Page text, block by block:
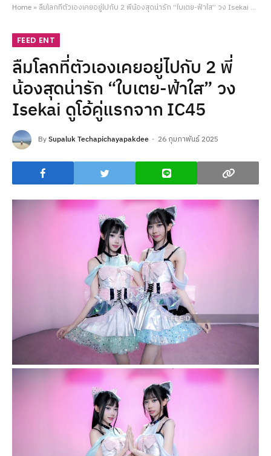
Home» ลืมโลกที่ตัวเองเคยอยู่ไปกับ 2 พี่น้องสุดน่ารัก “ใบเตย-ฟ้าใส” วง Isekai ดูโอ้คู่แรกจาก IC45
FEED ENT
ลืมโลกที่ตัวเองเคยอยู่ไปกับ 2 พี่
น้องสุดน่ารัก “ใบเตย-ฟ้าใส” วง
Isekai ดูโอ้คู่แรกจาก IC45
BySupaluk Techapichayapakdee 26 กุมภาพันธ์ 2025